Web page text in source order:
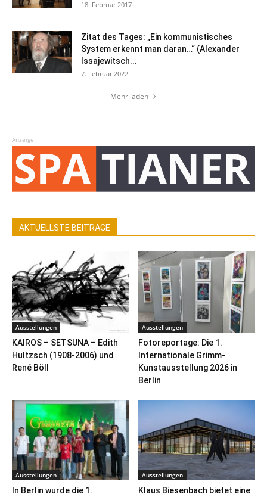
18. Februar 2017
Zitat des Tages: „Ein kommunistisches
System erkennt man daran…“ (Alexander
Issajewitsch...
7. Februar 2022
Mehr laden
Anzeige
AKTUELLSTE BEITRÄGE
Ausstellungen
KAIROS – SETSUNA – Edith
Hultzsch (1908-2006) und
René Böll
Ausstellungen
Fotoreportage: Die 1.
Internationale Grimm-
Kunstausstellung 2026 in
Berlin
Ausstellungen
In Berlin wurde die 1.
Ausstellungen
Klaus Biesenbach bietet eine